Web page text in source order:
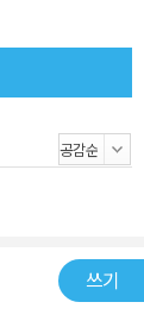
으로도 손색
문학의 정수를
걸작이다. 출간
다. 연재가 끝난
쓰기